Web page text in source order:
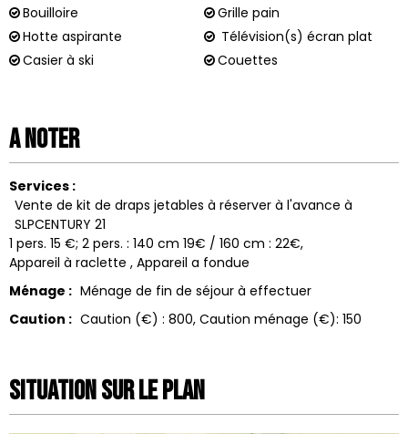
Bouilloire
Grille pain
Hotte aspirante
Télévision(s) écran plat
Casier à ski
Couettes
A noter
Services :
Vente de kit de draps jetables à réserver à l'avance à
SLPCENTURY 21
1 pers. 15 €; 2 pers. : 140 cm 19€ / 160 cm : 22€
Appareil à raclette
Appareil a fondue
Ménage : Ménage de fin de séjour à effectuer
Caution : Caution (€) : 800 Caution ménage (€): 150
Situation sur le Plan